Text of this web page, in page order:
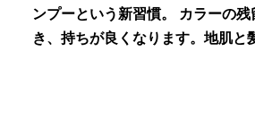
ンプーという新習慣。 カラーの
き、持ちが良くなります。地肌と